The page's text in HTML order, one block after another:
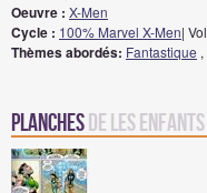
Oeuvre : X-Men
Cycle : 100% Marvel X-Men|
Thèmes abordés: Fantastique ,
Planchesde Les